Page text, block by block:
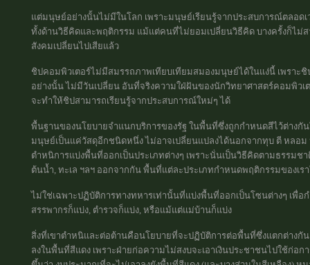
แต่มนุษย์อย่างนั้นไม่มีในโลก เพราะมนุษย์เรียนรู้จากประสบการณ์ตลอด
ทั้งด้านวิธีคิดและพฤติกรรม แม้แต่คนที่ไม่ยอมเปลี่ยนวิธีคิด บางครั้งก็ไม่ส
สังคมเปลี่ยนไปเสียแล้ว
ชิปคอมพิวเตอร์ไม่มีสมรรถภาพเทียบเทียมสมองมนุษย์ได้ในแง่นี้ เพราะชิ
อย่างนั้น ไม่มีวันเปลี่ยน อันที่จริงความใฝ่ฝันของนักวิทยาศาสตร์คอมพิว
จะทำให้ชิปสามารถเรียนรู้จากประสบการณ์ใหม่ๆ ได้
พื้นฐานของนโยบายจำแนกบริการของรัฐ ในพื้นที่ซึ่งถูกกำหนดสีไว้ต่าง
มนุษย์เป็นแค่วัสดุอีกชนิดหนึ่ง ไม่อาจเปลี่ยนแปลงได้นอกจากทุบ ตี หลอม
ตำหนิการแบ่งพื้นที่ออกเป็นประเภทต่างๆ เพราะนั่นเป็นวิธีคิดตามธรรมช
ต้นน้ำ, ทะเล ฯลฯ ออกจากกัน พื้นที่แต่ละประเภทกำหนดพฤติกรรมของเร
ไม่ใช่เฉพาะปฏิบัติการทางทหารเท่านั้นที่แบ่งพื้นที่ออกเป็นโซนต่างๆ เพื่
สรรพากรก็แบ่ง, ตำรวจก็แบ่ง, หรือแม้แต่แม่บ้านก็แบ่ง
สิ่งที่เขาตำหนิและต่อต้านคือนโยบายที่จะปฏิบัติการต่อพื้นที่ซึ่งแตกต่างกั
ลงในพื้นที่สีแดง เพราะฝ่ายก่อความไม่สงบจะเอาเงินประชาชนไปใช้ก่อก